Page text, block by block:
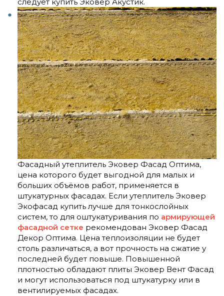
Фасадный утеплитель Эковер Фасад Оптима,
цена которого будет выгодной для малых и
больших объёмов работ, применяется в
штукатурных фасадах. Если утеплитель Эковер
Экофасад купить лучше для тонкослойных
систем, то для оштукатуривания по армирующей
фасадной сетке рекомендован Эковер Фасад
Декор Оптима. Цена теплоизоляции не будет
столь различаться, а вот прочность на сжатие у
последней будет повыше. Повышенной
плотностью обладают плиты Эковер Вент Фасад
и могут использоваться под штукатурку или в
вентилируемых фасадах.